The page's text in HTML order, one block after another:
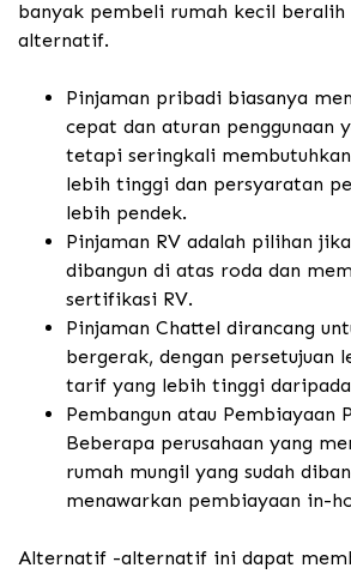
banyak pembeli rumah kecil beralih
alternatif.
Pinjaman pribadi biasanya
cepat dan aturan penggunaan
tetapi seringkali membutuhkan
lebih tinggi dan persyaratan
lebih pendek.
Pinjaman RV adalah pilihan
dibangun di atas roda dan
sertifikasi RV.
Pinjaman Chattel dirancang
bergerak, dengan persetujuan
tarif yang lebih tinggi
Pembangun atau Pembiayaan
Beberapa perusahaan yang
rumah mungil yang sudah
menawarkan pembiayaan in-
Alternatif -alternatif ini dapat